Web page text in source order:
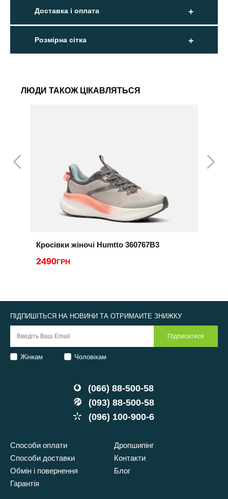
Доставка і оплата
Розмірна сітка
ЛЮДИ ТАКОЖ ЦІКАВЛЯТЬСЯ
Кросівки жіночі Humtto 360767B3
2490ГРН
(066) 88-500-58
(093) 88-500-58
(096) 100-900-6
Способи оплати
Способи доставки
Обмін і повернення
Гарантія
Дропшипінг
Контакти
Блог
ПІДПИШІТЬСЯ НА НОВИНИ ТА ОТРИМАЙТЕ ЗНИЖКУ
Жінкам Чоловікам